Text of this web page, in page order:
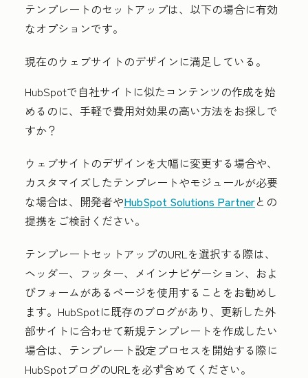
テンプレートのセットアップは、以下の場合に有効
なオプションです。
現在のウェブサイトのデザインに満足している。
HubSpotで自社サイトに似たコンテンツの作成を始
めるのに、手軽で費用対効果の高い方法をお探しで
すか？
ウェブサイトのデザインを大幅に変更する場合や、
カスタマイズしたテンプレートやモジュールが必要
な場合は、開発者やHubSpot Solutions Partnerとの
提携をご検討ください。
テンプレートセットアップのURLを選択する際は、
ヘッダー、フッター、メインナビゲーション、およ
びフォームがあるページを使用することをお勧めし
ます。HubSpotに既存のブログがあり、更新した外
部サイトに合わせて新規テンプレートを作成したい
場合は、テンプレート設定プロセスを開始する際に
HubSpotブログのURLを必ず含めてください。